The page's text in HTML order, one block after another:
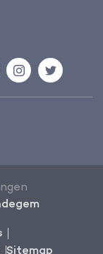
InstagramTwitter